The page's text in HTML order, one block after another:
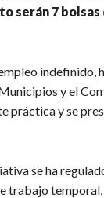
serán 7
indefinido,
y el
práctica y se
se ha
trabajo